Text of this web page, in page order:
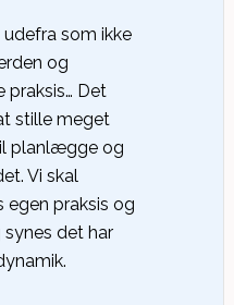
som ikke
og
praksis… Det
stille meget
planlægge og
Vi skal
praksis og
synes det har